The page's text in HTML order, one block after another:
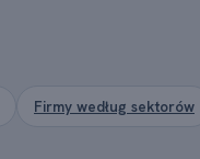
Firmy według sektorów